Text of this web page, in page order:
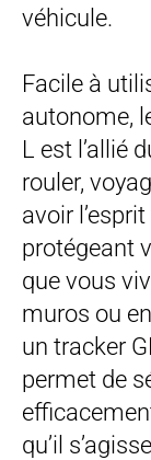
véhicule.
Facile à
autonome,
L est l’allié
rouler,
avoir
protégeant
que vous
muros ou
un tracker
permet de
qu’il